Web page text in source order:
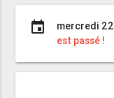
event mercredi
est passé !